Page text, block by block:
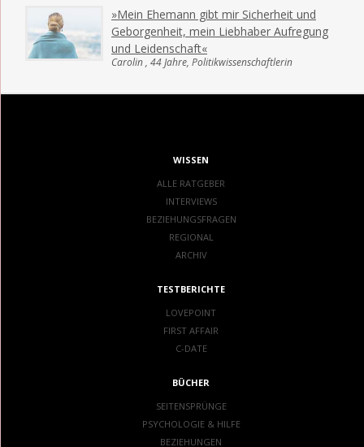
»Mein Ehemann gibt mir Sicherheit und
Geborgenheit, mein Liebhaber Aufregung
und Leidenschaft«
Carolin , 44 Jahre, Politikwissenschaftlerin
WISSEN
ALLE RATGEBER
INTERVIEWS
BEZIEHUNGSFRAGEN
REGIONAL
ARCHIV
TESTBERICHTE
LOVEPOINT
FIRST AFFAIR
C-DATE
BÜCHER
SEITENSPRÜNGE
PSYCHOLOGIE & HILFE
BEZIEHUNGEN